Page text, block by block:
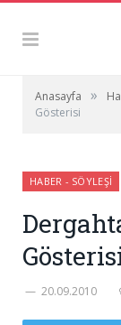
Anasayfa »
Gösterisi
HABER - SÖYLEŞI
20.09.2010